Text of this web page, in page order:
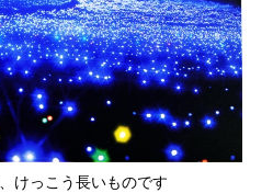
けっこう長いものです